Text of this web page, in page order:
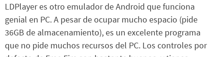
LDPlayer es otro emulador de Android que funciona
genial en PC. A pesar de ocupar mucho espacio (pide
36GB de almacenamiento), es un excelente programa
que no pide muchos recursos del PC. Los controles por